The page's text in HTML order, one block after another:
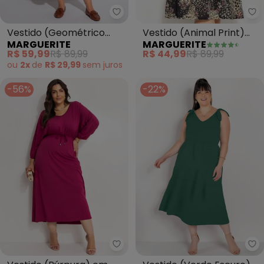
Marguerite - Vestido
Vestido (Geométrico
Vermelho) em Malha de
Poliéster
MARGUERITE
R$ 59,99R$ 89,99
ou 2x de R$ 29,99 sem juros
Vestido (Animal Print)
com Babado Plus Size
MARGUERITE
R$ 44,99R$ 89,99
-56%
Marguerite - Vestido (Púrpura)
-22%